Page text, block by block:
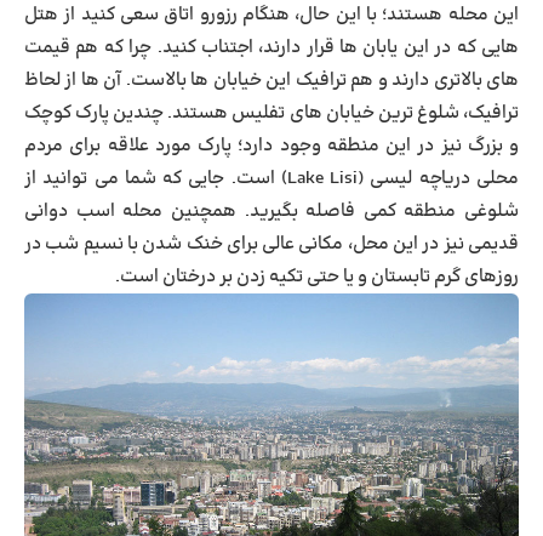
این محله هستند؛ با این حال، هنگام رزورو اتاق سعی کنید از هتل
هایی که در این یابان ها قرار دارند، اجتناب کنید. چرا که هم قیمت
های بالاتری دارند و هم ترافیک این خیابان ها بالاست. آن ها از لحاظ
ترافیک، شلوغ ترین خیابان های تفلیس هستند. چندین پارک کوچک
و بزرگ نیز در این منطقه وجود دارد؛ پارک مورد علاقه برای مردم
محلی دریاچه لیسی
(Lake Lisi) است. جایی که شما می توانید از
شلوغی منطقه کمی فاصله بگیرید. همچنین محله اسب دوانی
قدیمی نیز در این محل، مکانی عالی برای خنک شدن با نسیم شب در
روزهای گرم تابستان و یا حتی تکیه زدن بر درختان است.